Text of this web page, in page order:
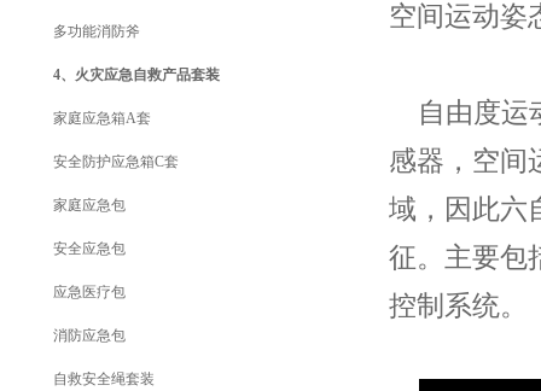
多功能消防斧
4、火灾应急自救产品套装
家庭应急箱A套
安全防护应急箱C套
家庭应急包
安全应急包
应急医疗包
消防应急包
自救安全绳套装
空间运动姿
自由度运
感器，空间
域，因此六
征。主要包
控制系统。